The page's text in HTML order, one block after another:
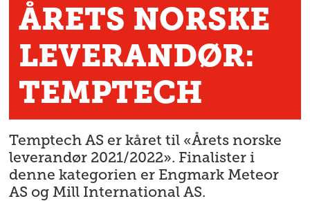
ÅRETS NORSKE
LEVERANDØR:
TEMPTECH
Temptech AS er kåret til «Årets norske
leverandør 2021/2022». Finalister i
denne kategorien er Engmark Meteor
AS og Mill International AS.